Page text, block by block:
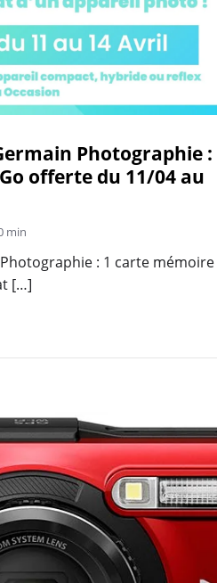
Photographie :
offerte du 11/04 au
min
: 1 carte mémoire
[…]